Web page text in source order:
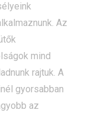
Az
mind
rajtuk. A
gyorsabban
az